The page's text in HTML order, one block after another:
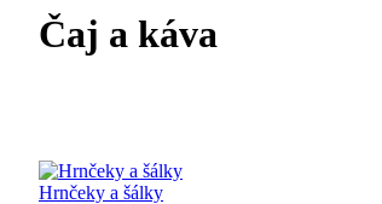
Čaj a káva
Hrnčeky a šálky